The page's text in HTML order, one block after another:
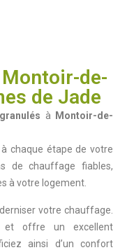
de-
de Jade
à
Montoir-de-
chaque étape de votre
de chauffage fiables,
à votre logement.
votre chauffage.
et offre un excellent
ainsi d’un confort